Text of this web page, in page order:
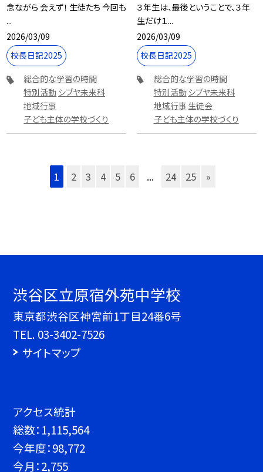
念ながら 会えず！ 生徒たち 今回も
...
2026/03/09
校長日記2025
総合的な学習の時間
特別活動 シブヤ未来科
地域行事
子ども主体の学校づくり
３年生は、最後ということで、３年
生だけ１...
2026/03/09
校長日記2025
総合的な学習の時間
特別活動シブヤ未来科
地域行事 生徒会
子ども主体の学校づくり
1 2 3 4 5 6 ... 24 25 »
渋谷区立原宿外苑中学校
東京都渋谷区神宮前1丁目24番6号
TEL. 03-3402-7526
サイトマップ
アクセス統計
総数： 1,115,564
今年度：98,772
今月：2,755